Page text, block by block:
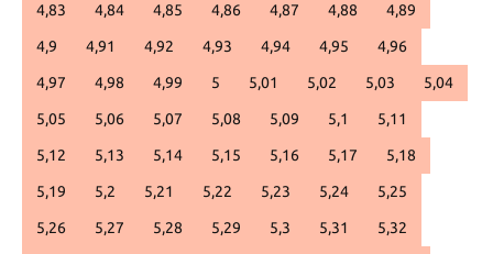
4,83 4,84 4,85 4,86 4,87 4,88 4,89
4,9 4,91 4,92 4,93 4,94 4,95 4,96
4,97 4,98 4,99 5 5,01 5,02 5,03 5,04
5,05 5,06 5,07 5,08 5,09 5,1 5,11
5,12 5,13 5,14 5,15 5,16 5,17 5,18
5,19 5,2 5,21 5,22 5,23 5,24 5,25
5,26 5,27 5,28 5,29 5,3 5,31 5,32